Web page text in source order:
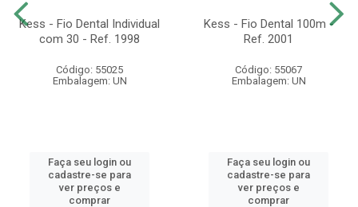
Kess - Fio Dental Individual
com 30 - Ref. 1998
Código: 55025
Embalagem: UN
Faça seu login ou
cadastre-se para
ver preços e
comprar
Kess - Fio Dental 100m -
Ref. 2001
Código: 55067
Embalagem: UN
Faça seu login ou
cadastre-se para
ver preços e
comprar